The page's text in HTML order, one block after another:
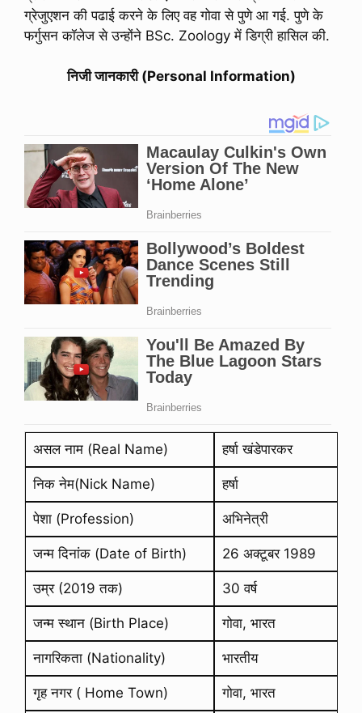
ग्रेजुएशन की पढाई करने के लिए वह गोवा से पुणे आ गई. पुणे के
फर्गुसन कॉलेज से उन्होंने BSc. Zoology में डिग्री हासिल की.
निजी जानकारी (Personal Information)
असल नाम (Real Name) हर्षा खंडेपारकर
निक नेम(Nick Name) हर्षा
पेशा (Profession) अभिनेत्री
जन्म दिनांक (Date of Birth) 26 अक्टूबर 1989
उम्र (2019 तक) 30 वर्ष
जन्म स्थान (Birth Place) गोवा, भारत
नागरिकता (Nationality) भारतीय
गृह नगर ( Home Town) गोवा, भारत